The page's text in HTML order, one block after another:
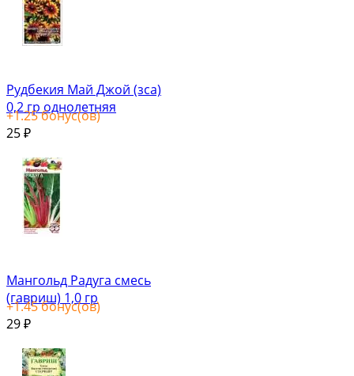
Рудбекия Май Джой (зса)
0,2 гр однолетняя
+1.25бонус(ов)
25 ₽
Мангольд Радуга смесь
(гавриш) 1,0 гр
+1.45бонус(ов)
29 ₽